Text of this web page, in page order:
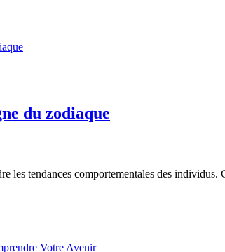
du zodiaque
les tendances comportementales des individus.